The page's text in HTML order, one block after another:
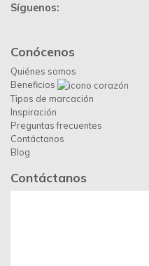
Síguenos:
Conócenos
Quiénes somos
Beneficios
Tipos de marcación
Inspiración
Preguntas frecuentes
Contáctanos
Blog
Contáctanos